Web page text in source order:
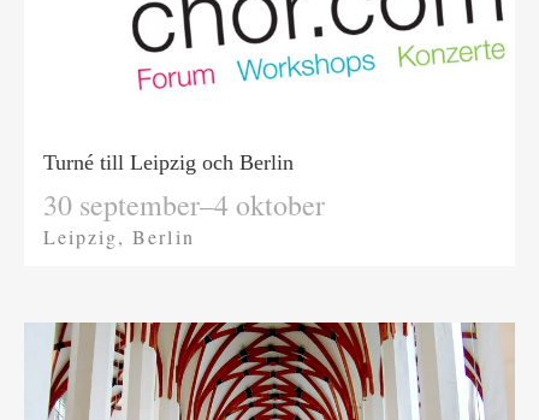
Turné till Leipzig och Berlin
30 september–4 oktober
Leipzig, Berlin